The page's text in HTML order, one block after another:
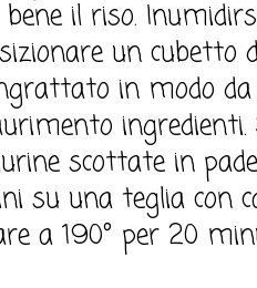
il riso.
un cubetto
in modo
ingredienti.
scottate in
su una teglia con
a 190° per 20